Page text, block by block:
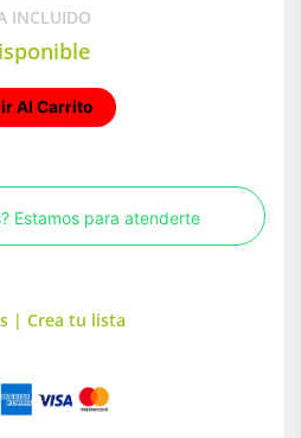
INCLUIDO
Al Carrito
Estamos para atenderte
| Crea tu lista